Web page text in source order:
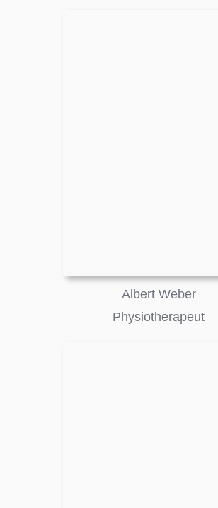
Albert Weber
Physiotherapeut